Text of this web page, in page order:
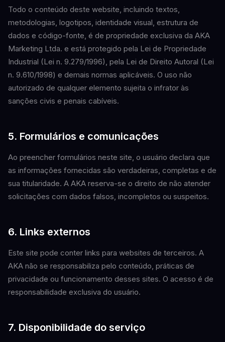
Todo o conteúdo deste website, incluindo textos,
metodologias, logotipos, identidade visual, estrutura de
dados e código-fonte, é de propriedade exclusiva da AKA
Marketing Ltda. e está protegido pela Lei de Propriedade
Industrial (Lei n. 9.279/1996), pela Lei de Direito Autoral (Lei
n. 9.610/1998) e demais normas aplicáveis. O uso não
autorizado de qualquer elemento sujeita o infrator às
sanções civis e penais cabíveis.
5. Formulários e comunicações
Ao preencher formulários neste site, o usuário declara que
as informações fornecidas são verdadeiras, completas e de
sua titularidade. A AKA reserva-se o direito de não atender
solicitações com dados falsos, incompletos ou suspeitos.
6. Links externos
Este site pode conter links para websites de terceiros. A
AKA não se responsabiliza pelo conteúdo, práticas de
privacidade ou funcionamento desses sites. O acesso é de
responsabilidade exclusiva do usuário.
7. Disponibilidade do serviço